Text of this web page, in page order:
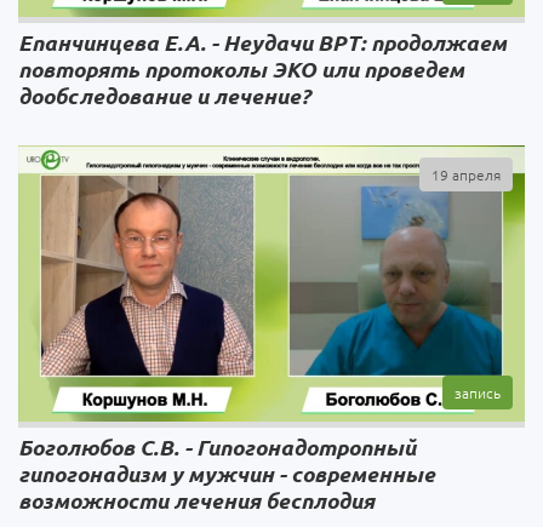
Епанчинцева Е.А. - Неудачи ВРТ: продолжаем
повторять протоколы ЭКО или проведем
дообследование и лечение?
19 апреля
Боголюбов С.В. - Гипогонадотропный
гипогонадизм у мужчин - современные
возможности лечения бесплодия